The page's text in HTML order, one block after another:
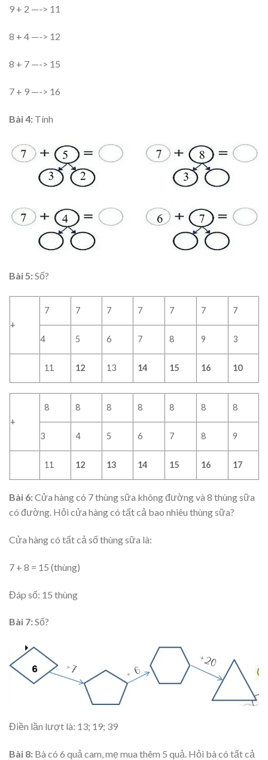
9 + 2 —-> 11
8 + 4 —-> 12
8 + 7 —-> 15
7 + 9 —-> 16
Bài 4: Tính
Bài 5:Số?
+
7 7 7 7 7 7 7
4 5 6 7 8 9 3
11 12 13 14 15 16 10
+
8 8 8 8 8 8 8
3 4 5 6 7 8 9
11 12 13 14 15 16 17
Bài 6:Cửa hàng có 7 thùng sữa không đường và 8 thùng sữa
có đường. Hỏi cửa hàng có tất cả bao nhiêu thùng sữa?
Cửa hàng có tất cả số thùng sữa là:
7 + 8 = 15 (thùng)
Đáp số: 15 thùng
Bài 7:Số?
Điền lần lượt là: 13; 19; 39
Bài 8: Bà có 6 quả cam, mẹ mua thêm 5 quả. Hỏi bà có tất cả